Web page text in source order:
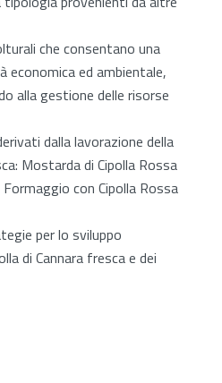
che consentano una
economica ed ambientale,
alla gestione delle risorse
dalla lavorazione della
Mostarda di Cipolla Rossa
con Cipolla Rossa
per lo sviluppo
di Cannara fresca e dei